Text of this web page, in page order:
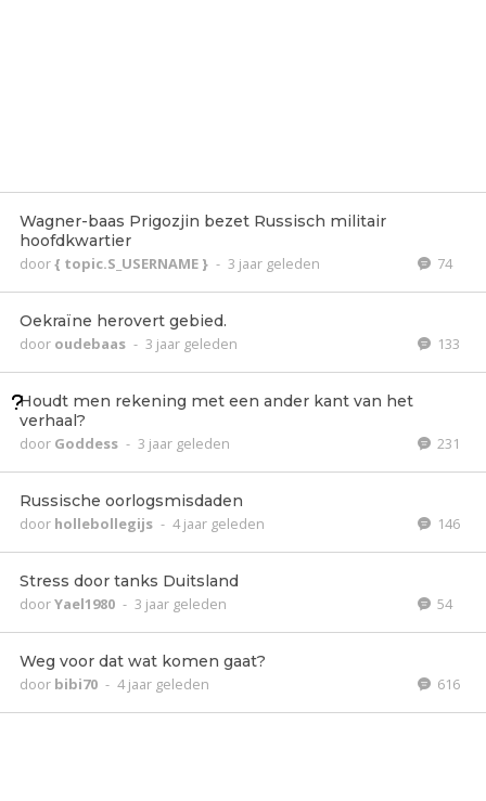
Wagner-baas Prigozjin bezet Russisch militair
hoofdkwartier
door{ topic.S_USERNAME } - 3 jaar geleden 74
Oekraïne herovert gebied.
door oudebaas - 3 jaar geleden 133
Houdt men rekening met een ander kant van het
verhaal?
door Goddess - 3 jaar geleden 231
Russische oorlogsmisdaden
door hollebollegijs - 4 jaar geleden 146
Stress door tanks Duitsland
doorYael1980 - 3 jaar geleden 54
Weg voor dat wat komen gaat?
door bibi70 - 4 jaar geleden 616